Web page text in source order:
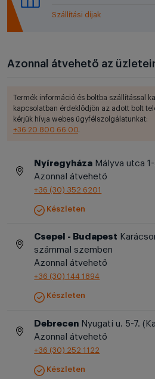
Szállítási díjak
Azonnal átvehető az
Termék információ és boltba szállítással
kapcsolatban érdeklődjön az adott bolt
kérjük hívja webes ügyfélszolgálatunkat:
+36 20 800 66 00.
Nyíregyháza Mályva utca
Azonnal átvehető
+36 (30) 352 6201
Készleten
Csepel - Budapest
számmal szemben
Azonnal átvehető
+36 (30) 144 1894
Készleten
Debrecen Nyugati u. 5-7.
Azonnal átvehető
+36 (30) 252 1122
Készleten